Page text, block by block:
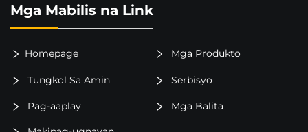
Mga Mabilis na Link
Homepage Mga Produkto
Tungkol Sa Amin Serbisyo
Pag-aaplay Mga Balita